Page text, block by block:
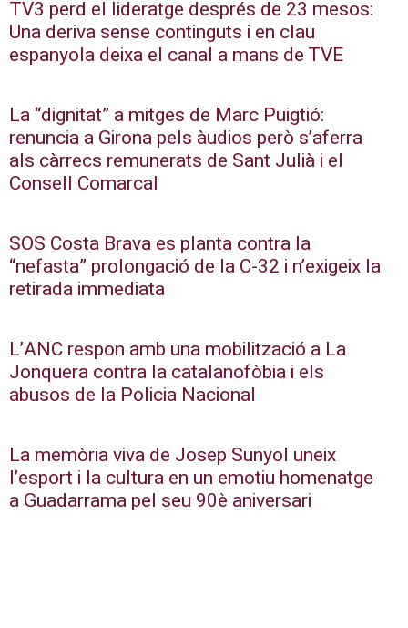
TV3 perd el lideratge després de 23 mesos:
Una deriva sense continguts i en clau
espanyola deixa el canal a mans de TVE
La “dignitat” a mitges de Marc Puigtió:
renuncia a Girona pels àudios però s’aferra
als càrrecs remunerats de Sant Julià i el
Consell Comarcal
SOS Costa Brava es planta contra la
“nefasta” prolongació de la C-32 i n’exigeix la
retirada immediata
L’ANC respon amb una mobilització a La
Jonquera contra la catalanofòbia i els
abusos de la Policia Nacional
La memòria viva de Josep Sunyol uneix
l’esport i la cultura en un emotiu homenatge
a Guadarrama pel seu 90è aniversari